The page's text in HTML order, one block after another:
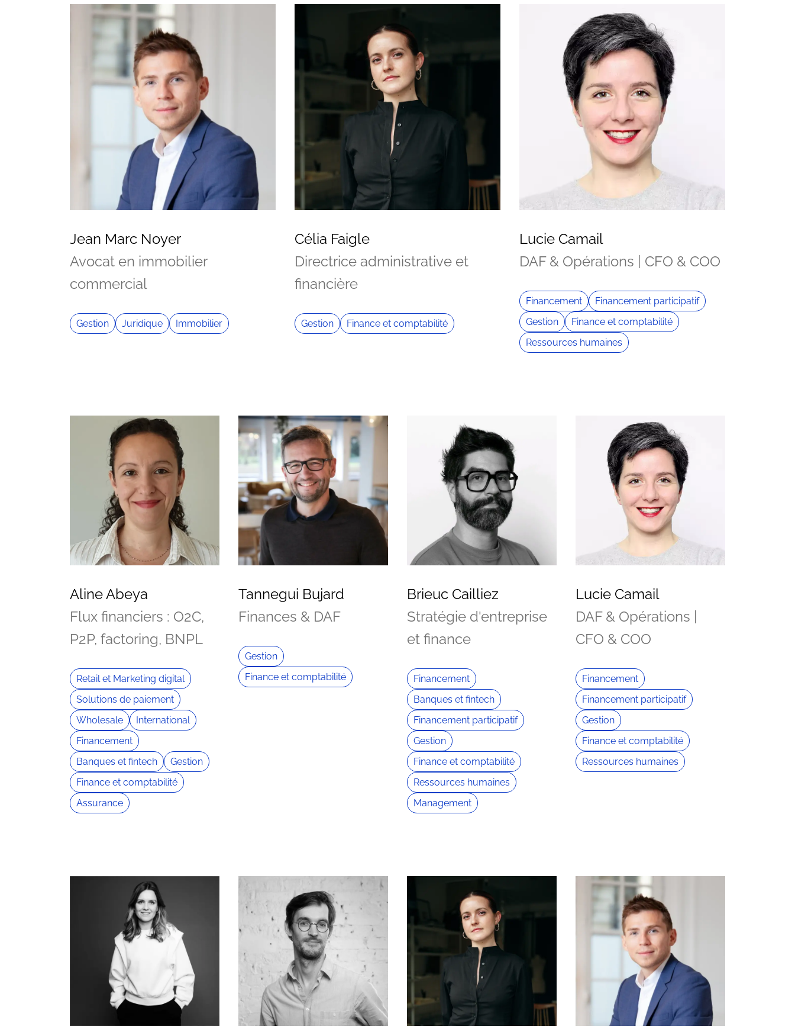
Vos questions
Jean Marc Noyer
Avocat en immobilier
commercial
Gestion Juridique Immobilier
Célia Faigle
Directrice administrative et
financière
Gestion Finance et comptabilité
Lucie Camail
DAF & Opérations | CFO & COO
Financement
Financement participatif
Gestion
Finance et comptabilité
Ressources humaines
Aline Abeya
Flux financiers : O2C,
P2P, factoring, BNPL
Retail et Marketing digital
Solutions de paiement
Wholesale
International
Financement
Banques et fintech
Gestion
Finance et comptabilité
Assurance
Tannegui Bujard
Finances & DAF
Gestion
Finance et comptabilité
Brieuc Cailliez
Stratégie d'entreprise
et finance
Financement
Banques et fintech
Financement participatif
Gestion
Finance et comptabilité
Ressources humaines
Management
Lucie Camail
DAF & Opérations |
CFO & COO
Financement
Financement participatif
Gestion
Finance et comptabilité
Ressources humaines